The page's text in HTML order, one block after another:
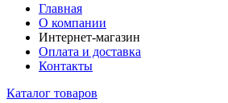
Главная
О компании
Интернет-магазин
Оплата и доставка
Контакты
Каталог товаров